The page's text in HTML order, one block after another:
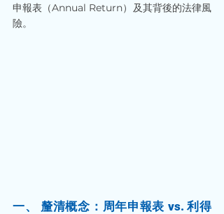
申報表（Annual Return）及其背後的法律風
險。
一、 釐清概念：周年申報表 vs. 利得